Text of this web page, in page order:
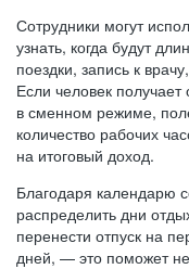
Сотрудники могут
узнать, когда будут
поездки, запись к
Если человек получает
в сменном режиме,
количество рабочих
на итоговый доход.
Благодаря календарю
распределить дни
перенести отпуск на
дней, — это поможет не